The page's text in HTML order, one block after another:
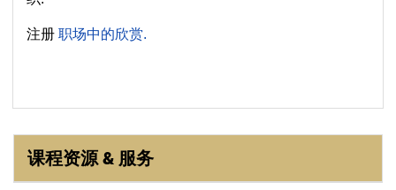
注册 职场中的欣赏.
课程资源 & 服务